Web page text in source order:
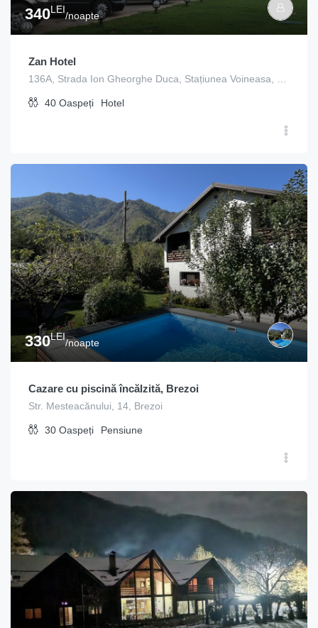
340LEI
/noapte
Zan Hotel
40 Oaspeți Hotel
330LEI
/noapte
Cazare cu piscină încălzită, Brezoi
Str. Mesteacănului, 14, Brezoi
30 Oaspeți Pensiune